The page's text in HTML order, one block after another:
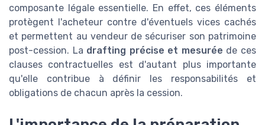
composante légale essentielle. En effet, ces éléments
protègent l'acheteur contre d'éventuels vices cachés
et permettent au vendeur de sécuriser son patrimoine
post-cession. La drafting précise et mesurée de ces
clauses contractuelles est d'autant plus importante
qu'elle contribue à définir les responsabilités et
obligations de chacun après la cession.